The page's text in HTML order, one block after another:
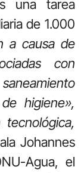
una tarea
de 1.000
a causa de
con
higiene»,
Johannes
Agua, el